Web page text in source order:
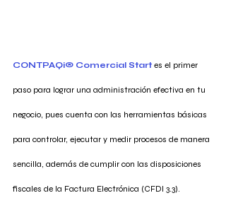
CONTPAQi® Comercial Start es el primer
paso para lograr una administración efectiva en tu
negocio, pues cuenta con las herramientas básicas
para controlar, ejecutar y medir procesos de manera
sencilla, además de cumplir con las disposiciones
fiscales de la Factura Electrónica (CFDI 3.3).